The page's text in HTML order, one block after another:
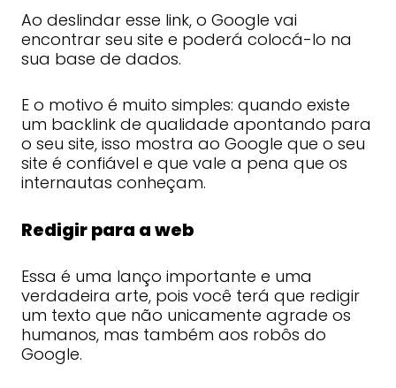
Ao deslindar esse link, o Google vai
encontrar seu site e poderá colocá-lo na
sua base de dados.
E o motivo é muito simples: quando existe
um backlink de qualidade apontando para
o seu site, isso mostra ao Google que o seu
site é confiável e que vale a pena que os
internautas conheçam.
Redigir para a web
Essa é uma lanço importante e uma
verdadeira arte, pois você terá que redigir
um texto que não unicamente agrade os
humanos, mas também aos robôs do
Google.